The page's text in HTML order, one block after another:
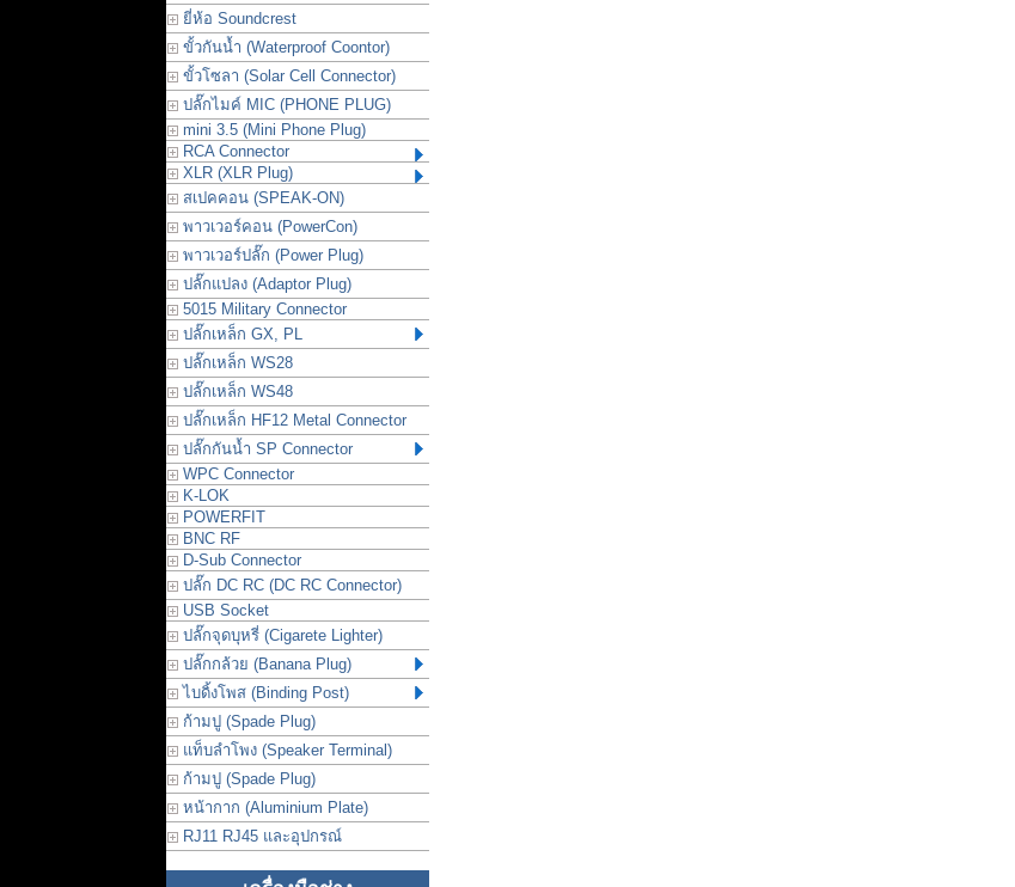
ยี่ห้อ Soundcrest
ขั้วกันน้ำ (Waterproof Coontor)
ขั้วโซลา (Solar Cell Connector)
ปลั๊กไมค์ MIC (PHONE PLUG)
mini 3.5 (Mini Phone Plug)
RCA Connector
XLR (XLR Plug)
สเปคคอน (SPEAK-ON)
พาวเวอร์คอน (PowerCon)
พาวเวอร์ปลั๊ก (Power Plug)
ปลั๊กแปลง (Adaptor Plug)
5015 Military Connector
ปลั๊กเหล็ก GX, PL
ปลั๊กเหล็ก WS28
ปลั๊กเหล็ก WS48
ปลั๊กเหล็ก HF12 Metal Connector
ปลั๊กกันน้ำ SP Connector
WPC Connector
K-LOK
POWERFIT
BNC RF
D-Sub Connector
ปลั๊ก DC RC (DC RC Connector)
USB Socket
ปลั๊กจุดบุหรี่ (Cigarete Lighter)
ปลั๊กกล้วย (Banana Plug)
ไบดิ้งโพส (Binding Post)
ก้ามปู (Spade Plug)
แท็บลำโพง (Speaker Terminal)
ก้ามปู (Spade Plug)
หน้ากาก (Aluminium Plate)
RJ11 RJ45 และอุปกรณ์